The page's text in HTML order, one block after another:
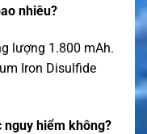
nhiêu?
lượng 1.800 mAh.
Iron Disulfide
nguy hiểm không?